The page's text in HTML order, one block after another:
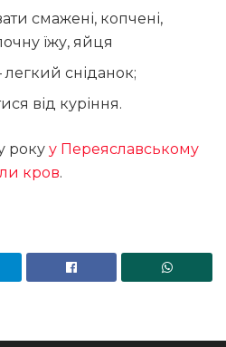
смажені, копчені,
їжу, яйця
сніданок;
від куріння.
року у Переяславському
кров.